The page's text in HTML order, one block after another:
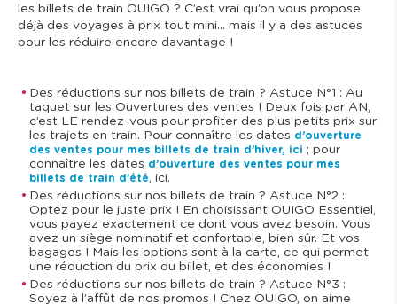
les billets de train OUIGO ? C’est vrai qu’on vous propose
déjà des voyages à prix tout mini… mais il y a des astuces
pour les réduire encore davantage !
Des réductions sur nos billets de train ? Astuce N°1 : Au
taquet sur les Ouvertures des ventes ! Deux fois par AN,
c’est LE rendez-vous pour profiter des plus petits prix sur
les trajets en train. Pour connaître les dates d’ouverture
des ventes pour mes billets de train d’hiver, ici ; pour
connaître les dates d’ouverture des ventes pour mes
billets de train d’été, ici.
Des réductions sur nos billets de train ? Astuce N°2 :
Optez pour le juste prix ! En choisissant OUIGO Essentiel,
vous payez exactement ce dont vous avez besoin. Vous
avez un siège nominatif et confortable, bien sûr. Et vos
bagages ! Mais les options sont à la carte, ce qui permet
une réduction du prix du billet, et des économies !
Des réductions sur nos billets de train ? Astuce N°3 :
Soyez à l’affût de nos promos ! Chez OUIGO, on aime